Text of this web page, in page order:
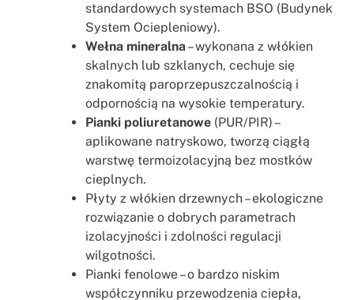
standardowych systemach BSO (Budynek
System Ociepleniowy).
Wełna mineralna– wykonana z włókien
skalnych lub szklanych, cechuje się
znakomitą paroprzepuszczalnością i
odpornością na wysokie temperatury.
Pianki poliuretanowe (PUR/PIR) –
aplikowane natryskowo, tworzą ciągłą
warstwę termoizolacyjną bez mostków
cieplnych.
Płyty z włókien drzewnych – ekologiczne
rozwiązanie o dobrych parametrach
izolacyjności i zdolności regulacji
wilgotności.
Pianki fenolowe – o bardzo niskim
współczynniku przewodzenia ciepła,